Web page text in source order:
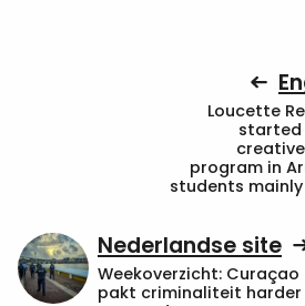
Loucette
started
program in
students
Nederlandse site
Weekoverzicht: Curaçao
pakt criminaliteit harder